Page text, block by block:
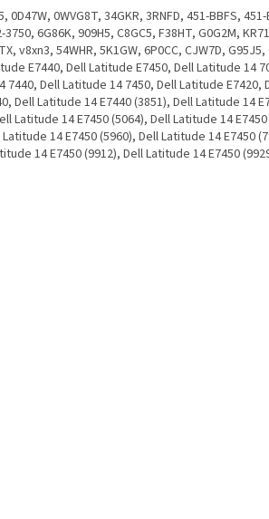
0D47W, 0WVG8T, 34GKR, 3RNFD, 451-BBFS,
6G86K, 909H5, C8GC5, F38HT, G0G2M,
v8xn3, 54WHR, 5K1GW, 6P0CC, CJW7D, G95J5,
E7440, Dell Latitude E7450, Dell Latitude 14
7440, Dell Latitude 14 7450, Dell Latitude E7420,
Dell Latitude 14 E7440 (3851), Dell Latitude 14
Latitude 14 E7450 (5064), Dell Latitude 14
Latitude 14 E7450 (5960), Dell Latitude 14 E7450
14 E7450 (9912), Dell Latitude 14 E7450